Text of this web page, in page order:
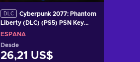
DLC
Cyberpunk 2077: Phantom
Liberty (DLC) (PS5) PSN Key
SPAIN
ESPAÑA
Desde
26,21 US$